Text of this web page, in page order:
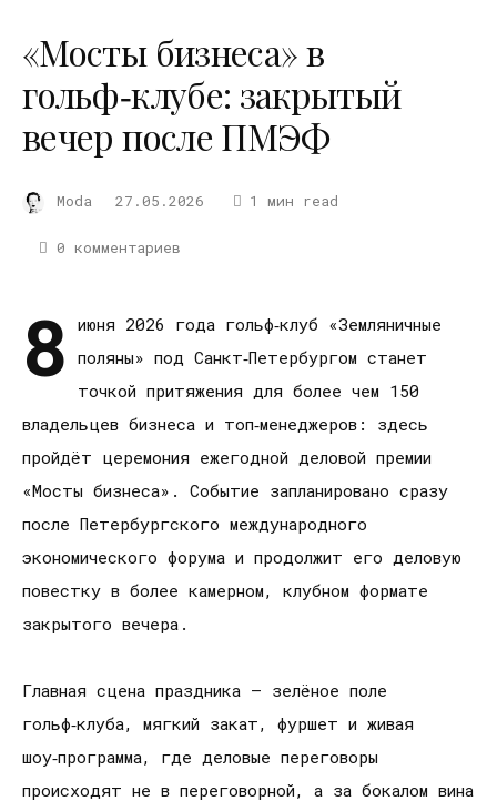
«Мосты бизнеса» в
гольф‑клубе: закрытый
вечер после ПМЭФ
Moda 27.05.2026 1 мин read
0 комментариев
8 июня 2026 года гольф‑клуб «Земляничные
поляны» под Санкт‑Петербургом станет
точкой притяжения для более чем 150
владельцев бизнеса и топ‑менеджеров: здесь
пройдёт церемония ежегодной деловой премии
«Мосты бизнеса». Событие запланировано сразу
после Петербургского международного
экономического форума и продолжит его деловую
повестку в более камерном, клубном формате
закрытого вечера.
Главная сцена праздника — зелёное поле
гольф‑клуба, мягкий закат, фуршет и живая
шоу‑программа, где деловые переговоры
происходят не в переговорной, а за бокалом вина